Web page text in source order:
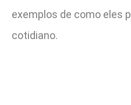
exemplos de como eles
cotidiano.